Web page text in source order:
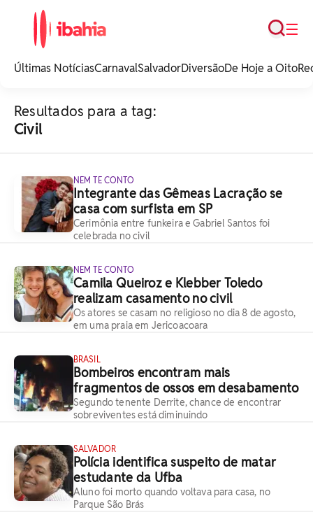
noticias e
☰
Busca
Últimas NotíciasCarnavalSalvadorDiversãoDe Hoje a Oito
Resultados para a tag:
Civil
NEM TE CONTO
Integrante das Gêmeas Lacração se
casa com surfista em SP
Cerimônia entre funkeira e Gabriel Santos foi
celebrada no civil
NEM TE CONTO
Camila Queiroz e Klebber Toledo
realizam casamento no civil
Os atores se casam no religioso no dia 8 de agosto,
em uma praia em Jericoacoara
BRASIL
Bombeiros encontram mais
fragmentos de ossos em desabamento
Segundo tenente Derrite, chance de encontrar
sobreviventes está diminuindo
SALVADOR
Polícia identifica suspeito de matar
estudante da Ufba
Aluno foi morto quando voltava para casa, no
Parque São Brás